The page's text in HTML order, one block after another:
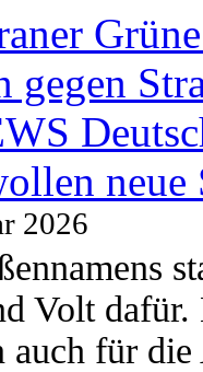
gegen
neue
2026
Volt
auch für